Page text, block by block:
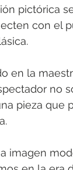
pictórica
con el
en la
no
pieza que
imagen